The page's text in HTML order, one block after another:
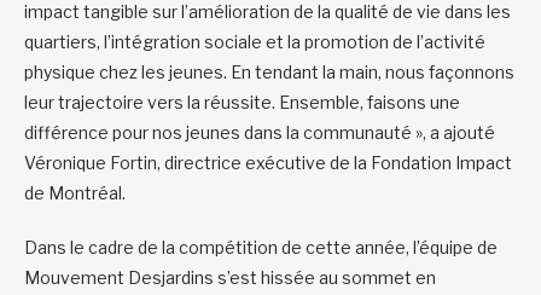
impact tangible sur l’amélioration de la qualité de vie dans les
quartiers, l’intégration sociale et la promotion de l’activité
physique chez les jeunes. En tendant la main, nous façonnons
leur trajectoire vers la réussite. Ensemble, faisons une
différence pour nos jeunes dans la communauté », a ajouté
Véronique Fortin, directrice exécutive de la Fondation Impact
de Montréal.
Dans le cadre de la compétition de cette année, l’équipe de
Mouvement Desjardins s’est hissée au sommet en